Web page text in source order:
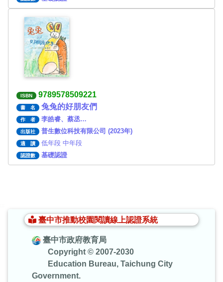
ISBN 9789578509221
書 名 兔兔的好朋友們
作 者 李皓睿、蔡丞…
出版社 普生數位科技有限公司 (2023年)
適 讀 低年段 中年段
認證數 基礎認證
臺中市推動校園閱讀線上認證系統
臺中市政府教育局
Copyright © 2007-2030
Education Bureau, Taichung City
Government.